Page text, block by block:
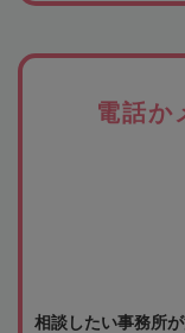
電話か
相談したい事務所